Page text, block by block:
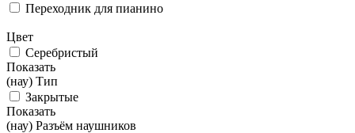
Переходник для пианино
Цвет
Серебристый
Показать
(нау) Тип
Закрытые
Показать
(нау) Разъём наушников